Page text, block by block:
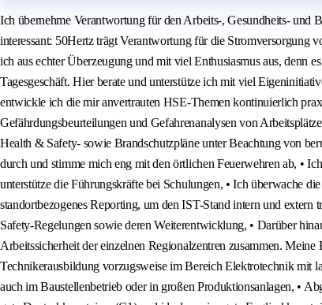
Ich übernehme Verantwortung für den Arbeits-, Gesundheits- und
interessant: 50Hertz trägt Verantwortung für die Stromversorgung
ich aus echter Überzeugung und mit viel Enthusiasmus aus, denn
Tagesgeschäft. Hier berate und unterstütze ich mit viel
entwickle ich die mir anvertrauten HSE-Themen kontinuierlich
Gefährdungsbeurteilungen und Gefahrenanalysen von
Health & Safety- sowie Brandschutzpläne unter Beachtung von
durch und stimme mich eng mit den örtlichen Feuerwehren ab, •
unterstütze die Führungskräfte bei Schulungen, • Ich überwache
standortbezogenes Reporting, um den IST-Stand intern und
Safety-Regelungen sowie deren Weiterentwicklung, • Darüber
Arbeitssicherheit der einzelnen Regionalzentren zusammen.
Technikerausbildung vorzugsweise im Bereich Elektrotechnik mit
auch im Baustellenbetrieb oder in großen Produktionsanlagen, •